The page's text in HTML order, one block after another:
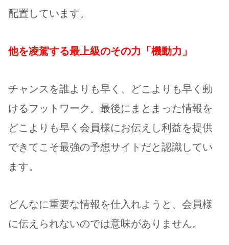
配置しています。
他を凌駕する最上級のその力「機動力」
チャンスを誰よりも早く、どこよりも早く動
けるフットワーク。最後にまとまった情報を
どこよりも早く会員様にお伝えし利益を提供
できてこそ最強の予想サイトだと認識してい
ます。
どんなに重要な情報を仕入れようと、会員様
に伝えられないのでは意味がありません。